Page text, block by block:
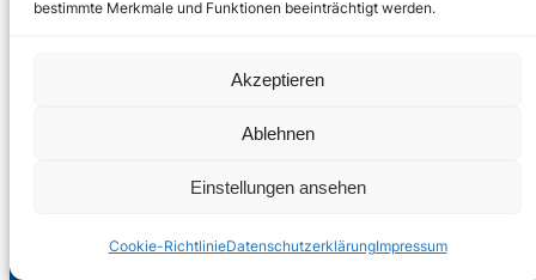
bestimmte Merkmale und Funktionen beeinträchtigt werden.
Akzeptieren
Ablehnen
Einstellungen ansehen
Cookie-RichtlinieDatenschutzerklärungImpressum